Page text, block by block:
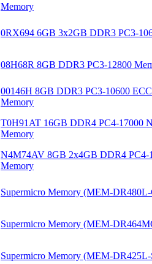
Memory
0RX694 6GB 3x2GB DDR3 PC3-
08H68R 8GB DDR3 PC3-12800
00146H 8GB DDR3 PC3-10600
Memory
T0H91AT 16GB DDR4 PC4-17000
Memory
N4M74AV 8GB 2x4GB DDR4 PC4-
Memory
Supermicro Memory (MEM-
Supermicro Memory (MEM-
Supermicro Memory (MEM-